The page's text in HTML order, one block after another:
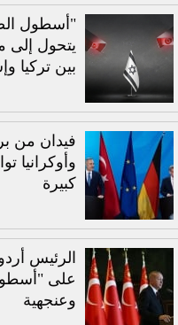
"أسطول
يتحول إلى
بين تركيا
فيدان من
وأوكرانيا
كبيرة
الرئيس
على
وعنجهية